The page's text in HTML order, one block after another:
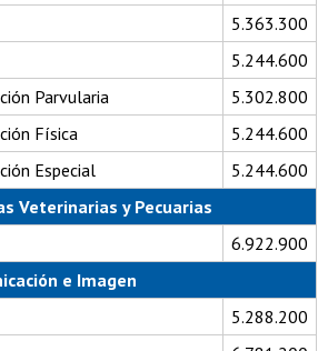
5.363.300
5.244.600
Parvularia
5.302.800
Física
5.244.600
Especial
5.244.600
Veterinarias y Pecuarias
6.922.900
e Imagen
5.288.200